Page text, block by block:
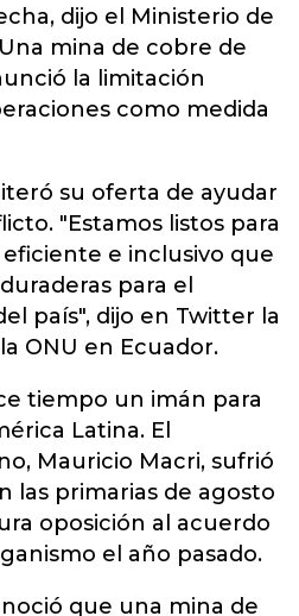
dijo el Ministerio de
mina de cobre de
la limitación
como medida
su oferta de ayudar
"Estamos listos para
e inclusivo que
para el
país", dijo en Twitter la
ONU en Ecuador.
tiempo un imán para
Latina. El
Mauricio Macri, sufrió
las primarias de agosto
oposición al acuerdo
el año pasado.
que una mina de